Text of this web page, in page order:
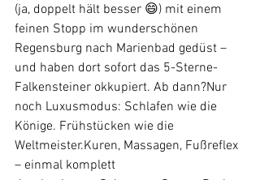
(ja, doppelt hält besser 😄) mit einem
feinen Stopp im wunderschönen
Regensburg nach Marienbad gedüst –
und haben dort sofort das 5-Sterne-
Falkensteiner okkupiert. Ab dann?Nur
noch Luxusmodus: Schlafen wie die
Könige. Frühstücken wie die
Weltmeister.Kuren, Massagen, Fußreflex
– einmal komplett